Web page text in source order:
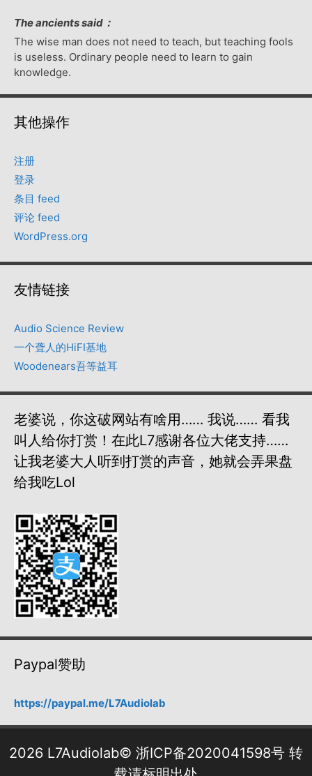
The ancients said：
The wise man does not need to teach, but teaching fools
is useless. Ordinary people need to learn to gain
knowledge.
其他操作
注册
登录
条目 feed
评论 feed
WordPress.org
友情链接
Audio Science Review
一个聋人的HiFI基地
Woodenears吾等益耳
老婆说，你这破网站有啥用…… 我说…… 看我
叫人给你打赏！在此L7感谢各位大佬支持……
让我老婆大人听到打赏的声音，她就会弄果盘
给我吃lol
Paypal赞助
https://paypal.me/L7Audiolab
2026 L7Audiolab© 浙ICP备2020041598号 转